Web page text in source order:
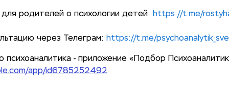
для родителей о психологии детей: https://t.me/
через Телеграм: https://t.me/
психоаналитика - приложение «Подбор
app/id6785252492